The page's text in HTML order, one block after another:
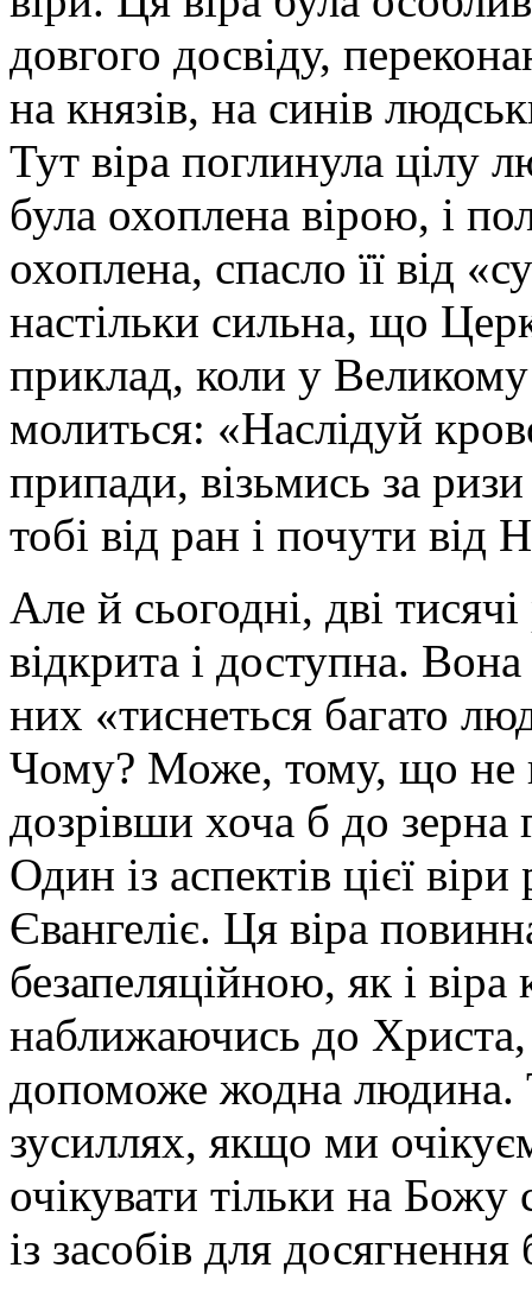
довгого досвіду,
на князів, на синів
Тут віра поглинула цілу
була охоплена вірою, і
охоплена, спасло її від
настільки сильна, що
приклад, коли у
молиться: «Наслідуй
припади, візьмись за
тобі від ран і почути від
Але й сьогодні, дві
відкрита і доступна.
них «тиснеться багато
Чому? Може, тому, що не
дозрівши хоча б до зерна
Один із аспектів цієї
Євангеліє. Ця віра
безапеляційною, як і віра
наближаючись до Христа,
допоможе жодна людина.
зусиллях, якщо ми
очікувати тільки на
із засобів для